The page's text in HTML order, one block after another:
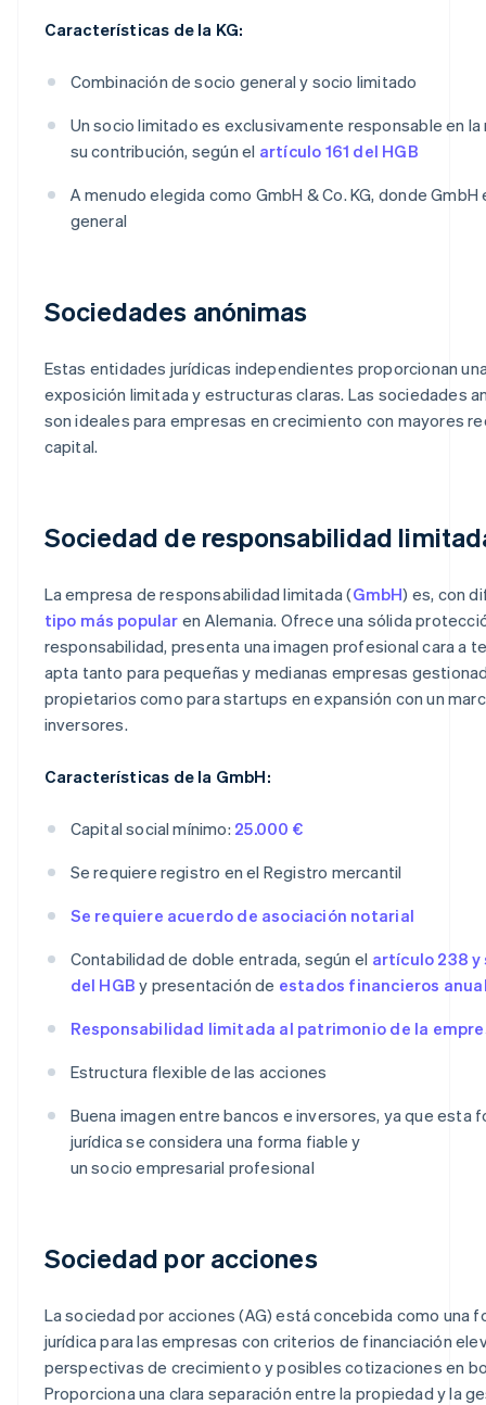
Características de la KG:
Combinación de socio general y socio limitado
Un socio limitado es exclusivamente responsable en
su contribución, según el artículo 161 del HGB
A menudo elegida como GmbH & Co. KG, donde GmbH
general
Sociedades anónimas
Estas entidades jurídicas independientes proporcionan
exposición limitada y estructuras claras. Las sociedades
son ideales para empresas en crecimiento con mayores
capital.
Sociedad de responsabilidad
La empresa de responsabilidad limitada (GmbH) es, con
tipo más popular en Alemania. Ofrece una sólida
responsabilidad, presenta una imagen profesional cara a
apta tanto para pequeñas y medianas empresas
propietarios como para startups en expansión con un
inversores.
Características de la GmbH:
Capital social mínimo: 25.000 €
Se requiere registro en el Registro mercantil
Se requiere acuerdo de asociación notarial
Contabilidad de doble entrada, según el artículo 238
del HGB y presentación de estados financieros
Responsabilidad limitada al patrimonio de la
Estructura flexible de las acciones
Buena imagen entre bancos e inversores, ya que esta
jurídica se considera una forma fiable y
un socio empresarial profesional
Sociedad por acciones
La sociedad por acciones (AG) está concebida como una
jurídica para las empresas con criterios de financiación
perspectivas de crecimiento y posibles cotizaciones en
Proporciona una clara separación entre la propiedad y la